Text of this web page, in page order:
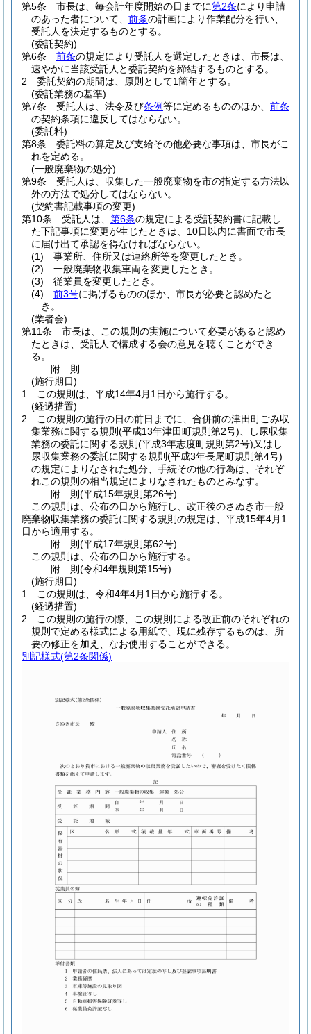
第5条
市長は、毎会計年度開始の日までに第2条により申請
のあった者について、 前条の計画により作業配分を行い、
受託人を決定するものとする。
(委託契約)
第6条
前条の規定により受託人を選定したときは、市長は、
速やかに当該受託人と委託契約を締結するものとする。
2
委託契約の期間は、原則として1箇年とする。
(委託業務の基準)
第7条
受託人は、法令及び条例等に定めるもののほか、 前条
の契約条項に違反してはならない。
(委託料)
第8条
委託料の算定及び支給その他必要な事項は、市長がこ
れを定める。
(一般廃棄物の処分)
第9条
受託人は、収集した一般廃棄物を市の指定する方法以
外の方法で処分してはならない。
(契約書記載事項の変更)
第10条
受託人は、 第6条の規定による受託契約書に記載し
た下記事項に変更が生じたときは、10日以内に書面で市長
に届け出て承認を得なければならない。
(1)
事業所、住所又は連絡所等を変更したとき。
(2)
一般廃棄物収集車両を変更したとき。
(3)
従業員を変更したとき。
(4)
前3号に掲げるもののほか、市長が必要と認めたと
き。
(業者会)
第11条
市長は、この規則の実施について必要があると認め
たときは、受託人で構成する会の意見を聴くことができ
る。
附 則
(施行期日)
1
この規則は、平成14年4月1日から施行する。
(経過措置)
2
この規則の施行の日の前日までに、合併前の津田町ごみ収
集業務に関する規則 (平成13年津田町規則第2号) 、し尿収集
業務の委託に関する規則 (平成3年志度町規則第2号)又はし
尿収集業務の委託に関する規則 (平成3年長尾町規則第4号)
の規定によりなされた処分、手続その他の行為は、それぞ
れこの規則の相当規定によりなされたものとみなす。
附 則(平成15年規則第26号)
この規則は、公布の日から施行し、改正後のさぬき市一般
廃棄物収集業務の委託に関する規則の規定は、平成15年4月1
日から適用する。
附 則(平成17年規則第62号)
この規則は、公布の日から施行する。
附 則(令和4年規則第15号)
(施行期日)
1
この規則は、令和4年4月1日から施行する。
(経過措置)
2
この規則の施行の際、この規則による改正前のそれぞれの
規則で定める様式による用紙で、現に残存するものは、所
要の修正を加え、なお使用することができる。
別記様式(第2条関係)